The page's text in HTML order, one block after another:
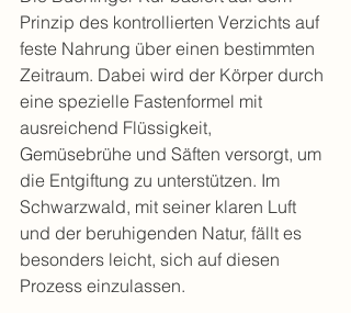
Prinzip des kontrollierten Verzichts auf
feste Nahrung über einen bestimmten
Zeitraum. Dabei wird der Körper durch
eine spezielle Fastenformel mit
ausreichend Flüssigkeit,
Gemüsebrühe und Säften versorgt, um
die Entgiftung zu unterstützen. Im
Schwarzwald, mit seiner klaren Luft
und der beruhigenden Natur, fällt es
besonders leicht, sich auf diesen
Prozess einzulassen.